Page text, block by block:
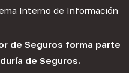
Interno de Información
de Seguros forma parte
de Seguros.